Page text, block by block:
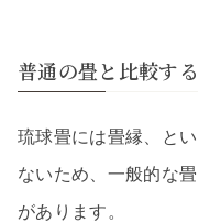
普通の畳と比較す
琉球畳には畳縁、と
ないため、一般的な
があります。